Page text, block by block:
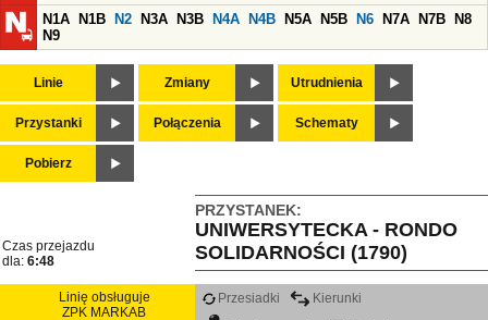
N1A
N1B N2 N3A N3B N4A N4B N5A N5B N6 N7A N7B
N8
N9
Linie Zmiany Utrudnienia
Przystanki Połączenia Schematy
Pobierz
PRZYSTANEK:
UNIWERSYTECKA - RONDO
SOLIDARNOŚCI (1790)
Czas przejazdu
dla: 6:48
Linię obsługuje
ZPK MARKAB
Przesiadki
Kierunki